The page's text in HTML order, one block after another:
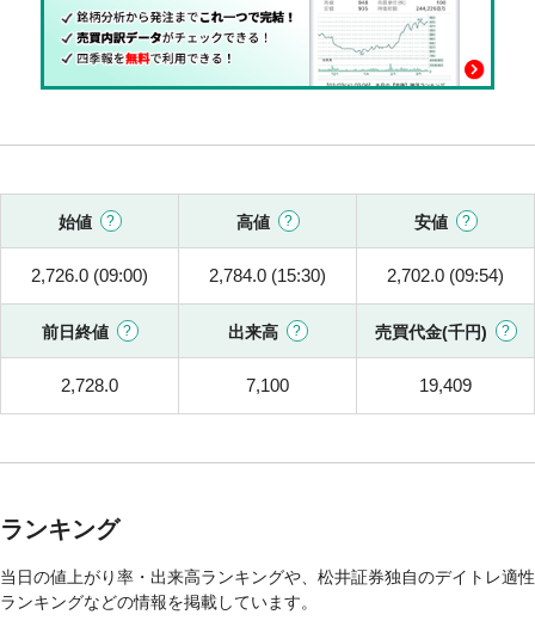
始値 高値 安値
2,726.0 (09:00) 2,784.0 (15:30) 2,702.0 (09:54)
前日終値 出来高 売買代金(千円)
2,728.0 7,100 19,409
ランキング
当日の値上がり率・出来高ランキングや、松井証券独自のデイトレ適性
ランキングなどの情報を掲載しています。